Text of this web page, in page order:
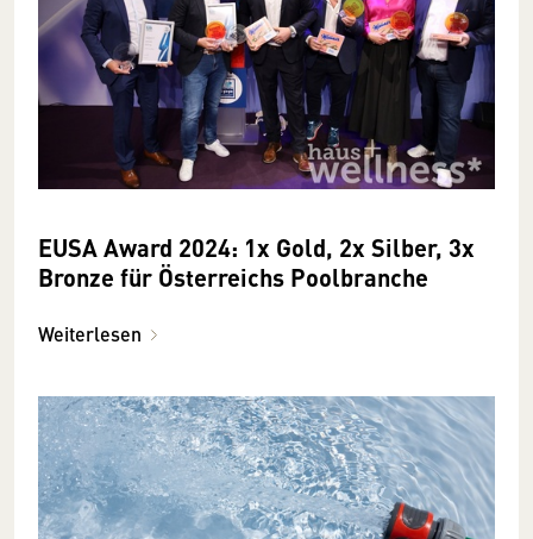
EUSA Award 2024: 1x Gold, 2x Silber, 3x
Bronze für Österreichs Poolbranche
Weiterlesen